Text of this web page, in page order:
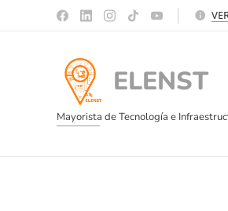
ELENST
Mayorista de Tecnología e